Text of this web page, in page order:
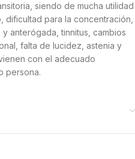
siendo de mucha utilidad
dificultad para la concentración,
anterógada, tinnitus, cambios
falta de lucidez, astenia y
con el adecuado
persona.